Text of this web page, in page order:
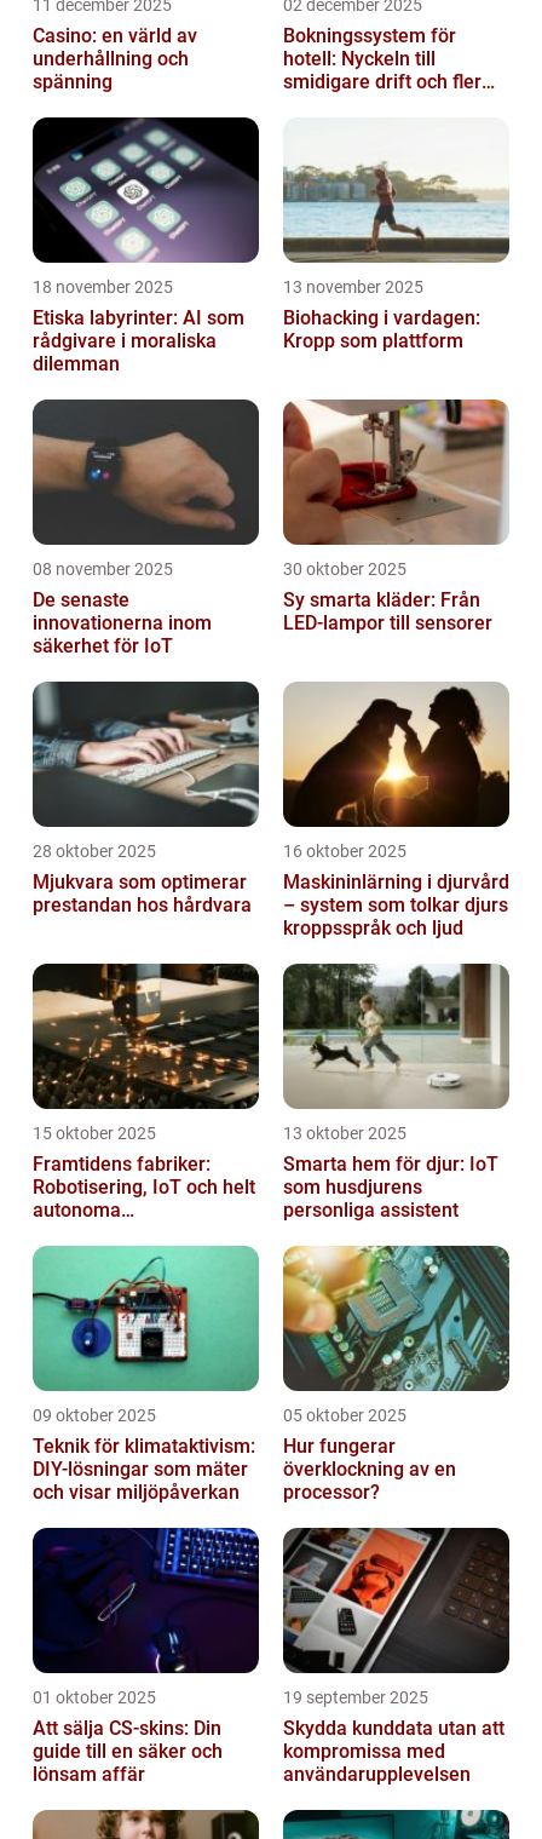
11 december 2025
Casino: en värld av
underhållning och
spänning
02 december 2025
Bokningssystem för
hotell: Nyckeln till
smidigare drift och fler
18 november 2025
Etiska labyrinter: AI som
rådgivare i moraliska
dilemman
13 november 2025
Biohacking i vardagen:
Kropp som plattform
08 november 2025
De senaste
innovationerna inom
säkerhet för IoT
30 oktober 2025
Sy smarta kläder: Från
LED-lampor till sensorer
28 oktober 2025
Mjukvara som optimerar
prestandan hos hårdvara
16 oktober 2025
Maskininlärning i djurvård
– system som tolkar djurs
kroppsspråk och ljud
15 oktober 2025
Framtidens fabriker:
Robotisering, IoT och helt
autonoma
13 oktober 2025
Smarta hem för djur: IoT
som husdjurens
personliga assistent
09 oktober 2025
Teknik för klimataktivism:
DIY-lösningar som mäter
och visar miljöpåverkan
05 oktober 2025
Hur fungerar
överklockning av en
processor?
01 oktober 2025
Att sälja CS-skins: Din
guide till en säker och
lönsam affär
19 september 2025
Skydda kunddata utan att
kompromissa med
användarupplevelsen